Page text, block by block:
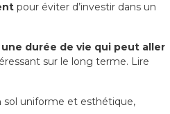
pour éviter d’investir dans un
durée de vie qui peut aller
sur le long terme. Lire
sol uniforme et esthétique,